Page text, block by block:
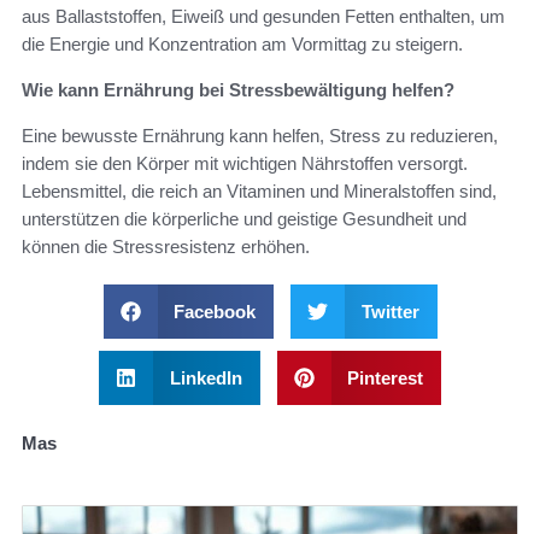
aus Ballaststoffen, Eiweiß und gesunden Fetten enthalten, um
die Energie und Konzentration am Vormittag zu steigern.
Wie kann Ernährung bei Stressbewältigung helfen?
Eine bewusste Ernährung kann helfen, Stress zu reduzieren,
indem sie den Körper mit wichtigen Nährstoffen versorgt.
Lebensmittel, die reich an Vitaminen und Mineralstoffen sind,
unterstützen die körperliche und geistige Gesundheit und
können die Stressresistenz erhöhen.
Facebook Twitter
LinkedIn Pinterest
Mas